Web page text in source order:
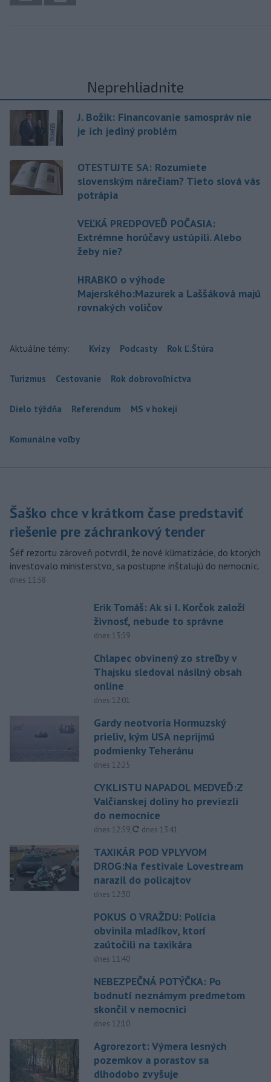
Neprehliadnite
J. Božik: Financovanie samospráv nie
je ich jediný problém
OTESTUJTE SA: Rozumiete
slovenským nárečiam? Tieto slová vás
potrápia
VEĽKÁ PREDPOVEĎ POČASIA:
Extrémne horúčavy ustúpili. Alebo
žeby nie?
HRABKO o výhode
Majerského:Mazurek a Laššáková majú
rovnakých voličov
Aktuálne témy: Kvízy Podcasty Rok Ľ.Štúra
Turizmus Cestovanie Rok dobrovoľníctva
Dielo týždňa Referendum MS v hokeji
Komunálne voľby
Šaško chce v krátkom čase predstaviť
riešenie pre záchrankový tender
Šéf rezortu zároveň potvrdil, že nové klimatizácie, do ktorých
investovalo ministerstvo, sa postupne inštalujú do nemocníc.
dnes 11:58
Erik Tomáš: Ak si I. Korčok založí
živnosť, nebude to správne
dnes 13:59
Chlapec obvinený zo streľby v
Thajsku sledoval násilný obsah
online
dnes 12:01
Gardy neotvoria Hormuzský
prieliv, kým USA neprijmú
podmienky Teheránu
dnes 12:25
CYKLISTU NAPADOL MEDVEĎ:Z
Valčianskej doliny ho previezli
do nemocnice
dnes 12:59, aktualizované
dnes 13:41
TAXIKÁR POD VPLYVOM
DROG:Na festivale Lovestream
narazil do policajtov
dnes 12:30
POKUS O VRAŽDU: Polícia
obvinila mladíkov, ktorí
zaútočili na taxikára
dnes 11:40
NEBEZPEČNÁ POTÝČKA: Po
bodnutí neznámym predmetom
skončil v nemocnici
dnes 12:10
Agrorezort: Výmera lesných
pozemkov a porastov sa
dlhodobo zvyšuje